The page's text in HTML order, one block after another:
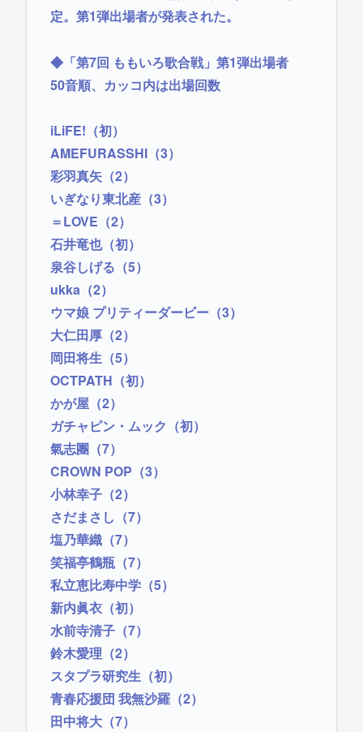
定。第1弾出場者が発表された。
◆「第7回 ももいろ歌合戦」第1弾出場者
50音順、カッコ内は出場回数
iLiFE!（初）
AMEFURASSHI（3）
彩羽真矢（2）
いぎなり東北産（3）
＝LOVE（2）
石井竜也（初）
泉谷しげる（5）
ukka（2）
ウマ娘 プリティーダービー（3）
大仁田厚（2）
岡田将生（5）
OCTPATH（初）
かが屋（2）
ガチャピン・ムック（初）
氣志團（7）
CROWN POP（3）
小林幸子（2）
さだまさし（7）
塩乃華織（7）
笑福亭鶴瓶（7）
私立恵比寿中学（5）
新内眞衣（初）
水前寺清子（7）
鈴木愛理（2）
スタプラ研究生（初）
青春応援団 我無沙羅（2）
田中将大（7）